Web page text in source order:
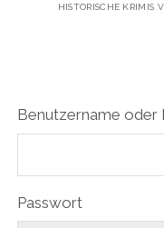
HISTORISCHE KRIMIS
Benutzername oder
Passwort